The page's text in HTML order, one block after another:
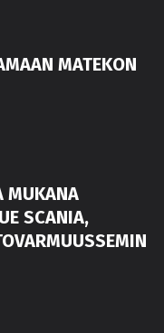
MATEKON
MUKANA
SCANIA,